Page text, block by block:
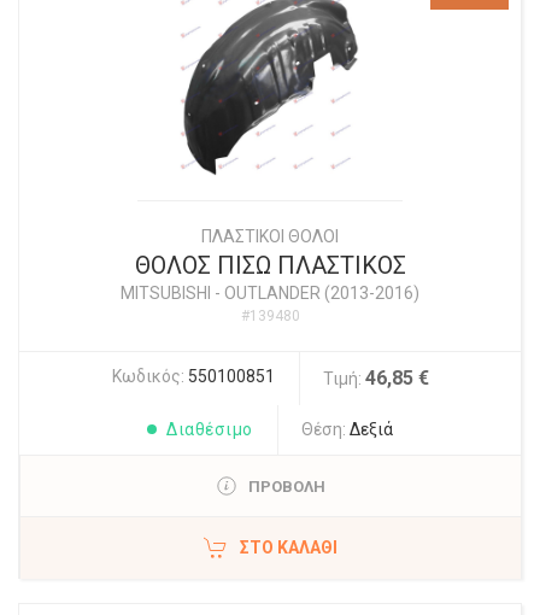
ΠΛΑΣΤΙΚΟΙ ΘΟΛΟΙ
ΘΟΛΟΣ ΠΙΣΩ ΠΛΑΣΤΙΚΟΣ
MITSUBISHI - OUTLANDER (2013-2016)
#139480
Κωδικός: 550100851 Τιμή: 46,85 €
Διαθέσιμο Θέση: Δεξιά
ΠΡΟΒΟΛΗ
ΣΤΟ ΚΑΛΆΘΙ